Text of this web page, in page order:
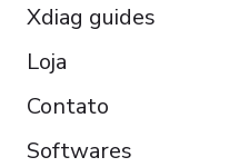
Xdiag guides
Loja
Contato
Softwares